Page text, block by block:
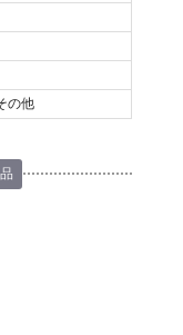
の他